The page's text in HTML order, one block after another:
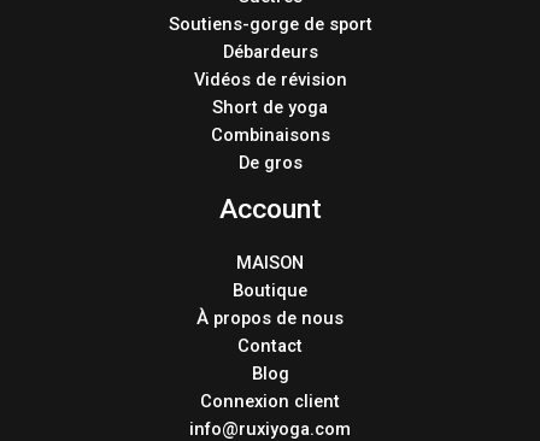
Soutiens-gorge de sport
Débardeurs
Vidéos de révision
Short de yoga
Combinaisons
De gros
Account
MAISON
Boutique
À propos de nous
Contact
Blog
Connexion client
info@ruxiyoga.com